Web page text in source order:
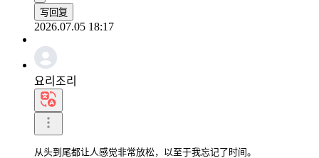
写回复
2026.07.05 18:17
요리조리
从头到尾都让人感觉非常放松，以至于我忘记了时间。